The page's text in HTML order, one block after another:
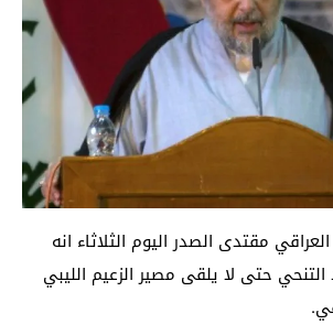
مقتدى الصدر اليوم الثلاثاء انه
حتى لا يلقى مصير الزعيم الليبي